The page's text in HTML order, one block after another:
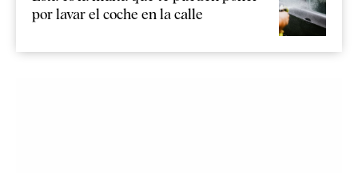
por lavar el coche en la calle